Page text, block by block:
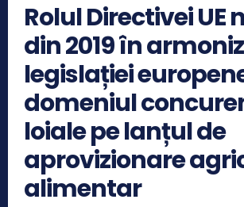
Rolul Directivei UE
din 2019 în
legislației
domeniul
loiale pe lanțul de
aprovizionare
alimentar